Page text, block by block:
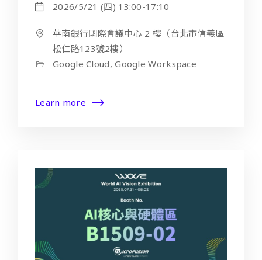
2026/5/21 (四) 13:00-17:10
華南銀行國際會議中心 2 樓（台北市信義區
松仁路123號2樓）
Google Cloud, Google Workspace
Learn more